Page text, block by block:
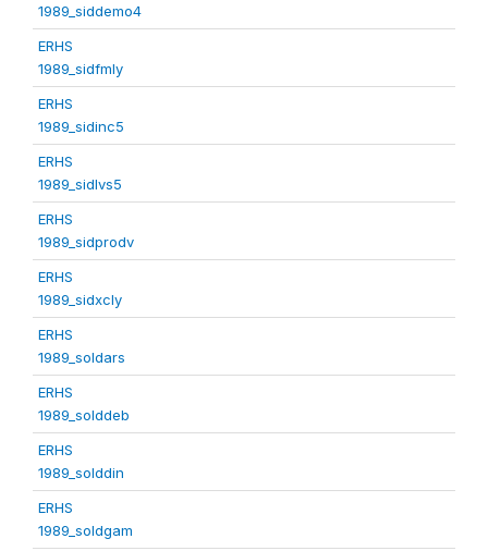
1989_siddemo4
ERHS
1989_sidfmly
ERHS
1989_sidinc5
ERHS
1989_sidlvs5
ERHS
1989_sidprodv
ERHS
1989_sidxcly
ERHS
1989_soldars
ERHS
1989_solddeb
ERHS
1989_solddin
ERHS
1989_soldgam